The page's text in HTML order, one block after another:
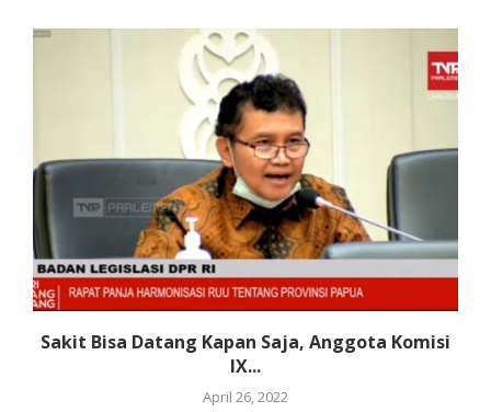
Sakit Bisa Datang Kapan Saja, Anggota Komisi
IX...
April 26, 2022